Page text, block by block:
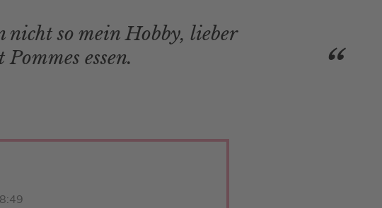
nicht so mein Hobby, lieber
essen.